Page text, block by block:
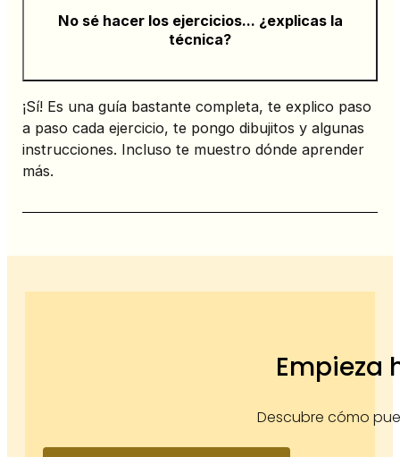
No sé hacer los ejercicios... ¿explicas la
técnica?
¡Sí! Es una guía bastante completa, te explico paso
a paso cada ejercicio, te pongo dibujitos y algunas
instrucciones. Incluso te muestro dónde aprender
más.
Empieza
Descubre cómo